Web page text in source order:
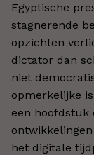
Egyptische
stagnerende
opzichten
dictator dan
niet
opmerkelijke
een hoofdstuk
het digitale